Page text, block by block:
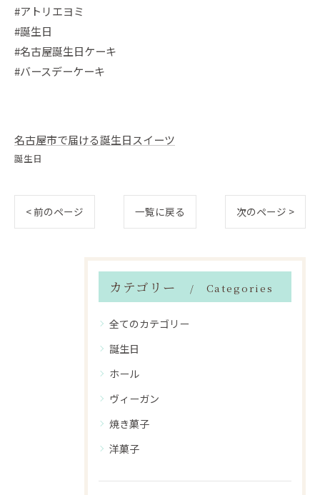
#アトリエヨミ
#誕生日
#名古屋誕生日ケーキ
#バースデーケーキ
名古屋市で届ける誕生日スイーツ
誕生日
< 前のページ 一覧に戻る 次のページ >
カテゴリー Categories
全てのカテゴリー
誕生日
ホール
ヴィーガン
焼き菓子
洋菓子